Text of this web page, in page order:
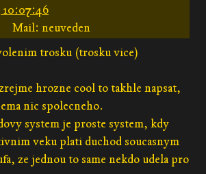
10:07:46
Mail: neuveden
trosku (trosku vice)
hrozne cool to takhle napsat,
nic spolecneho.
system je proste system, kdy
veku plati duchod soucasnym
ze jednou to same nekdo udela pro